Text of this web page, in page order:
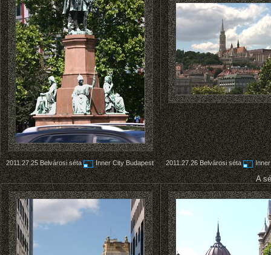
2011.27.25Belvárosi séta Inner City Budapest 2011.27.26Belvárosi séta
A